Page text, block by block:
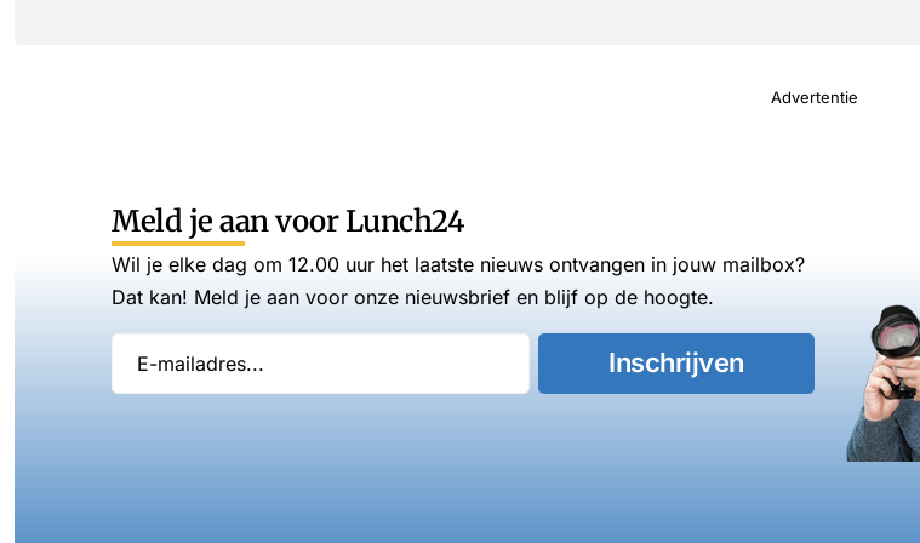
Advertentie
Meld je aan voor Lunch24
Wil je elke dag om 12.00 uur het laatste nieuws ontvangen in jouw mailbox?
Dat kan! Meld je aan voor onze nieuwsbrief en blijf op de hoogte.
Inschrijven